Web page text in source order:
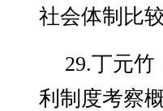
社会体制比
29.丁元
利制度考察